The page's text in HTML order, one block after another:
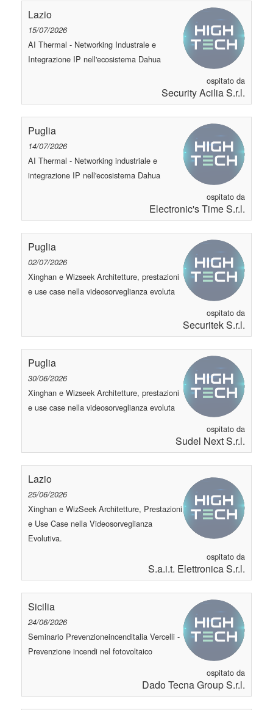
Lazio
15/07/2026
AI Thermal - Networking Industrale e
Integrazione IP nell'ecosistema Dahua
ospitato da
Security Acilia S.r.l.
Puglia
14/07/2026
AI Thermal - Networking industriale e
integrazione IP nell'ecosistema Dahua
ospitato da
Electronic's Time S.r.l.
Puglia
02/07/2026
Xinghan e Wizseek Architetture, prestazioni
e use case nella videosorveglianza evoluta
ospitato da
Securitek S.r.l.
Puglia
30/06/2026
Xinghan e Wizseek Architetture, prestazioni
e use case nella videosorveglianza evoluta
ospitato da
Sudel Next S.r.l.
Lazio
25/06/2026
Xinghan e WizSeek Architetture, Prestazioni
e Use Case nella Videosorveglianza
Evolutiva.
ospitato da
S.a.i.t. Elettronica S.r.l.
Sicilia
24/06/2026
Seminario Prevenzioneincenditalia Vercelli -
Prevenzione incendi nel fotovoltaico
ospitato da
Dado Tecna Group S.r.l.